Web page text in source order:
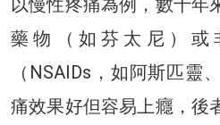
藥物（如芬太尼）或
（NSAIDs，如阿斯匹靈
痛效果好但容易上癮，後